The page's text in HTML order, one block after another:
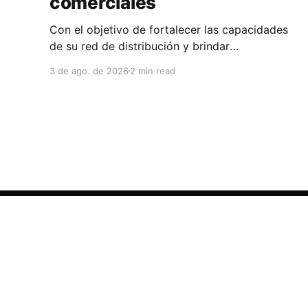
Con el objetivo de fortalecer las capacidades
de su red de distribución y brindar
desempeño comercial y técnico, Milwaukee
3 de ago. de 2026 2 min read